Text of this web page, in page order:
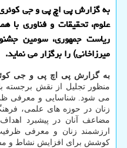
به گزارش پی اچ پی و جی
علوم، تحقیقات و فناوری با
ریاست جمهوری، سومین
میرزاخانی) را برگزار می نماید.
به گزارش پی اچ پی و جی
منظور تجلیل از نقش برجسته
می شود. شناسایی و معرفی
زنان در حوزه های علمی،
مضاعف آنان در پیشبرد
ارزشمند زنان و معرفی
کوشش برای افزایش نشاط و